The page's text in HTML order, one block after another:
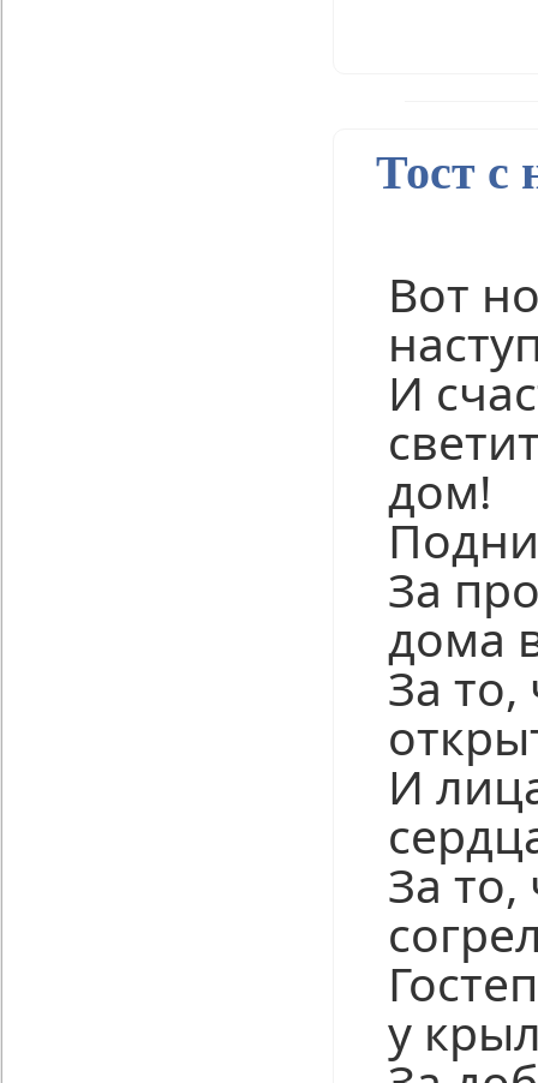
Тост с
Вот
И
дом!
За
дома
За
И
За
у